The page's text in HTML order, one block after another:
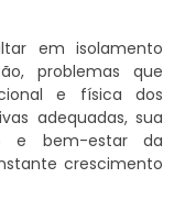
em isolamento
problemas que
e física dos
adequadas, sua
e bem-estar da
crescimento